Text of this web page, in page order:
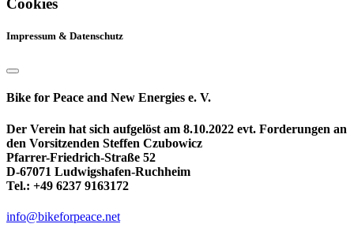
Cookies
Impressum & Datenschutz
Bike for Peace and New Energies e. V.
Der Verein hat sich aufgelöst am 8.10.2022 evt. Forderungen an
den Vorsitzenden Steffen Czubowicz
Pfarrer-Friedrich-Straße 52
D-67071 Ludwigshafen-Ruchheim
Tel.: +49 6237 9163172
info@bikeforpeace.net